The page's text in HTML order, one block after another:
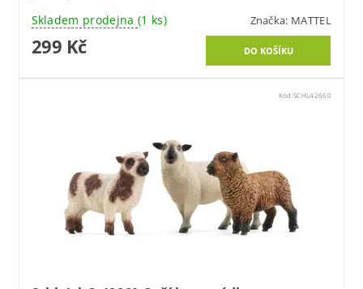
Skladem prodejna (1 ks) Značka: MATTEL
299 Kč
Kód:SCHL42660